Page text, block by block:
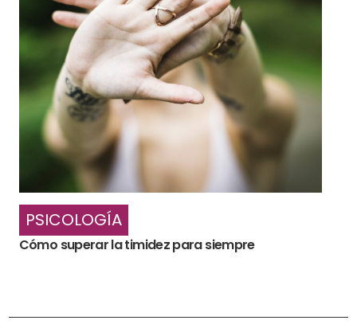
PSICOLOGÍA
Cómo superar la timidez para siempre